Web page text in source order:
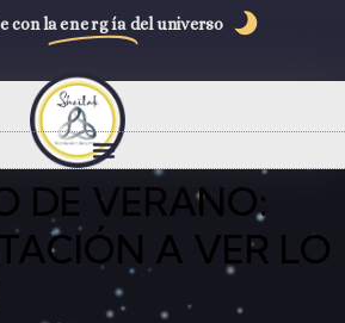
con la energía del universo
DE VERANO:
A VER LO